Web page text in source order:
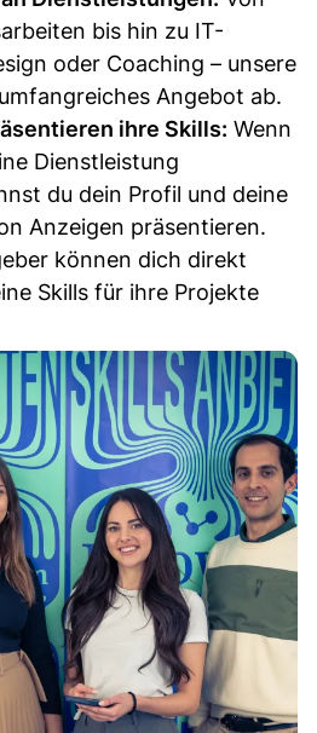
bis hin zu IT-
oder Coaching – unsere
Angebot ab.
ihre Skills: Wenn
Dienstleistung
du dein Profil und deine
Anzeigen präsentieren.
können dich direkt
Skills für ihre Projekte